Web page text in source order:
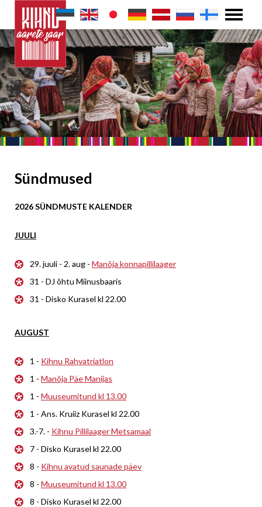
Sündmused
2026 SÜNDMUSTE KALENDER
JUULI
29. juuli - 2. aug - Manõja konnapillilaager
31 - DJ õhtu Miinusbaaris
31 - Disko Kurasel kl 22.00
AUGUST
1 - Kihnu Rahvatriatlon
1 - Manõja Päe Manijas
1 - Muuseumitund kl 13.00
1 - Ans. Kruiiz Kurasel kl 22.00
3.-7. - Kihnu Pillilaager Metsamaal
7 - Disko Kurasel kl 22.00
8 - Kihnu avatud saunade päev
8 - Muuseumitund kl 13.00
8 - Disko Kurasel kl 22.00